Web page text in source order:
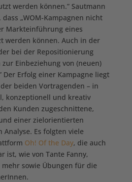
werden können.” Sautmann
„WOM-Kampagnen nicht
Markteinführung eines
werden können. Auch in der
bei der Repositionierung
Einbeziehung von (neuen)
Der Erfolg einer Kampagne liegt
beiden Vortragenden – in
konzeptionell und kreativ
Kunden zugeschnittene,
einer zielorientierten
Analyse. Es folgten viele
Oh! Of the Day, die auch
ist, wie von Tante Fanny,
sowie Übungen für die